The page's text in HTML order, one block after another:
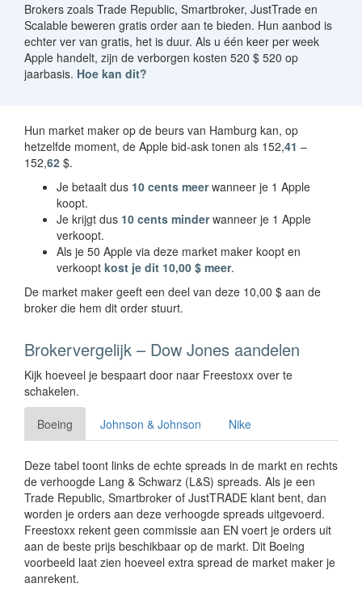
Brokers zoals Trade Republic, Smartbroker, JustTrade en
Scalable beweren gratis order aan te bieden. Hun aanbod is
echter ver van gratis, het is duur. Als u één keer per week
Apple handelt, zijn de verborgen kosten 520 $ 520 op
jaarbasis. Hoe kan dit?
Hun market maker op de beurs van Hamburg kan, op
hetzelfde moment, de Apple bid-ask tonen als 152,41 –
152,62 $.
Je betaalt dus 10 cents meerwanneer je 1 Apple
koopt.
Je krijgt dus 10 cents minderwanneer je 1 Apple
verkoopt.
Als je 50 Apple via deze market maker koopt en
verkoopt kost je dit 10,00 $ meer.
De market maker geeft een deel van deze 10,00 $ aan de
broker die hem dit order stuurt.
Brokervergelijk – Dow Jones aandelen
Kijk hoeveel je bespaart door naar Freestoxx over te
schakelen.
Boeing Johnson & Johnson Nike
Deze tabel toont links de echte spreads in de markt en rechts
de verhoogde Lang & Schwarz (L&S) spreads. Als je een
Trade Republic, Smartbroker of JustTRADE klant bent, dan
worden je orders aan deze verhoogde spreads uitgevoerd.
Freestoxx rekent geen commissie aan EN voert je orders uit
aan de beste prijs beschikbaar op de markt. Dit Boeing
voorbeeld laat zien hoeveel extra spread de market maker je
aanrekent.